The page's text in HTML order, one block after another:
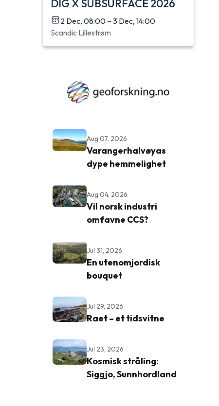
DIG X SUBSURFACE 2026
2 Dec, 08:00 – 3 Dec, 14:00
Scandic Lillestrøm
Aug 07, 2026
Varangerhalvøyas
dype hemmelighet
Aug 04, 2026
Vil norsk industri
omfavne CCS?
Jul 31, 2026
En utenomjordisk
bouquet
Jul 29, 2026
Raet – et tidsvitne
Jul 23, 2026
Kosmisk stråling:
Siggjo, Sunnhordland